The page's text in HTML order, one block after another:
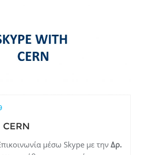
CERN
μέσω Skype με την Δρ.